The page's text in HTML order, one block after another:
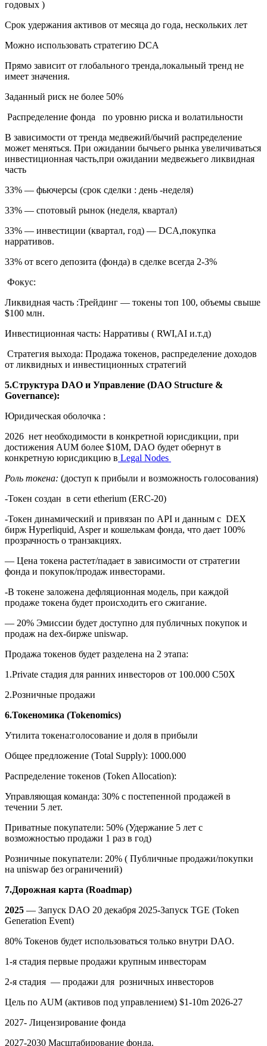
годовых )
Срок удержания активов от месяца до года, нескольких лет
Можно использовать стратегию DCA
Прямо зависит от глобального тренда,локальный тренд не
имеет значения.
Заданный риск не более 50%
Распределение фонда по уровню риска и волатильности
В зависимости от тренда медвежий/бычий распределение
может меняться. При ожидании бычьего рынка увеличиваться
инвестиционная часть,при ожидании медвежьего ликвидная
часть
33% — фьючерсы (срок сделки : день -неделя)
33% — спотовый рынок (неделя, квартал)
33% — инвестиции (квартал, год) — DCA,покупка
нарративов.
33% от всего депозита (фонда) в сделке всегда 2-3%
Фокус:
Ликвидная часть :Трейдинг — токены топ 100, объемы свыше
$100 млн.
Инвестиционная часть: Нарративы ( RWI,AI и.т.д)
Стратегия выхода: Продажа токенов, распределение доходов
от ликвидных и инвестиционных стратегий
5.Структура DAO и Управление (DAO Structure &
Governance):
Юридическая оболочка :
2026 нет необходимости в конкретной юрисдикции, при
достижения AUM более $10M, DAO будет обернут в
конкретную юрисдикцию в Legal Nodes
Роль токена: (доступ к прибыли и возможность голосования)
-Токен создан в сети etherium (ERC-20)
-Токен динамический и привязан по API и данным с DEX
бирж Hyperliquid, Asper и кошелькам фонда, что дает 100%
прозрачность о транзакциях.
— Цена токена растет/падает в зависимости от стратегии
фонда и покупок/продаж инвесторами.
-В токене заложена дефляционная модель, при каждой
продаже токена будет происходить его сжигание.
— 20% Эмиссии будет доступно для публичных покупок и
продаж на dex-бирже uniswap.
Продажа токенов будет разделена на 2 этапа:
1.Private стадия для ранних инвесторов от 100.000 C50X
2.Розничные продажи
6.Токеномика (Tokenomics)
Утилита токена:голосование и доля в прибыли
Общее предложение (Total Supply): 1000.000
Распределение токенов (Token Allocation):
Управляющая команда: 30% с постепенной продажей в
течении 5 лет.
Приватные покупатели: 50% (Удержание 5 лет с
возможностью продажи 1 раз в год)
Розничные покупатели: 20% ( Публичные продажи/покупки
на uniswap без ограничений)
7.Дорожная карта (Roadmap)
2025 — Запуск DAO 20 декабря 2025-Запуск TGE (Token
Generation Event)
80% Токенов будет использоваться только внутри DAO.
1-я стадия первые продажи крупным инвесторам
2-я стадия — продажи для розничных инвесторов
Цель по AUM (активов под управлением) $1-10m 2026-27
2027- Лицензирование фонда
2027-2030 Масштабирование фонда.